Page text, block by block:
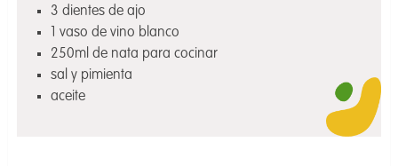
3 dientes de ajo
1 vaso de vino blanco
250ml de nata para cocinar
sal y pimienta
aceite